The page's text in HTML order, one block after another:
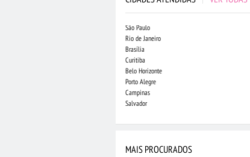
São Paulo
Rio de Janeiro
Brasília
Curitiba
Belo Horizonte
Porto Alegre
Campinas
Salvador
MAIS PROCURADOS